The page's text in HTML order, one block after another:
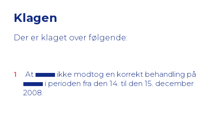
Klagen
Der er klaget over følgende:
At
ikke modtog en korrekt behandling på
i perioden fra den 14. til den 15. december
2008.